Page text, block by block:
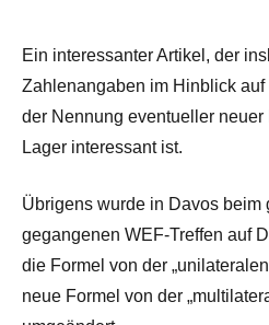
Ein interessanter Artikel, der
Zahlenangaben im Hinblick
der Nennung eventueller
Lager interessant ist.
Übrigens wurde in Davos beim
gegangenen WEF-Treffen auf
die Formel von der
neue Formel von der